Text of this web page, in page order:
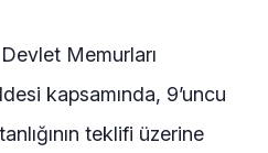
Memurları
kapsamında, 9’uncu
teklifi üzerine